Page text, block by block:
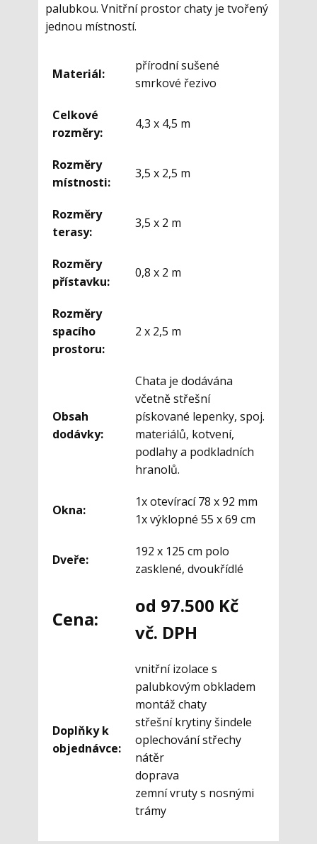
palubkou. Vnitřní prostor chaty je tvořený
jednou místností.
Materiál:
přírodní sušené
smrkové řezivo
Celkové
rozměry:
4,3 x 4,5 m
Rozměry
místnosti:
3,5 x 2,5 m
Rozměry
terasy:
3,5 x 2 m
Rozměry
přístavku:
0,8 x 2 m
Rozměry
spacího
prostoru:
2 x 2,5 m
Obsah
dodávky:
Chata je dodávána
včetně střešní
pískované lepenky, spoj.
materiálů, kotvení,
podlahy a podkladních
hranolů.
Okna:
1x otevírací 78 x 92 mm
1x výklopné 55 x 69 cm
Dveře:
192 x 125 cm polo
zasklené, dvoukřídlé
Cena:
od 97.500 Kč
vč. DPH
Doplňky k
objednávce:
vnitřní izolace s
palubkovým obkladem
montáž chaty
střešní krytiny šindele
oplechování střechy
nátěr
doprava
zemní vruty s nosnými
trámy